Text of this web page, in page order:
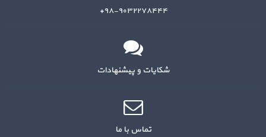
۹۸-۹۰۳۲۲۷۸۴۴۴+
شکایات و پیشنهادات
تماس با ما